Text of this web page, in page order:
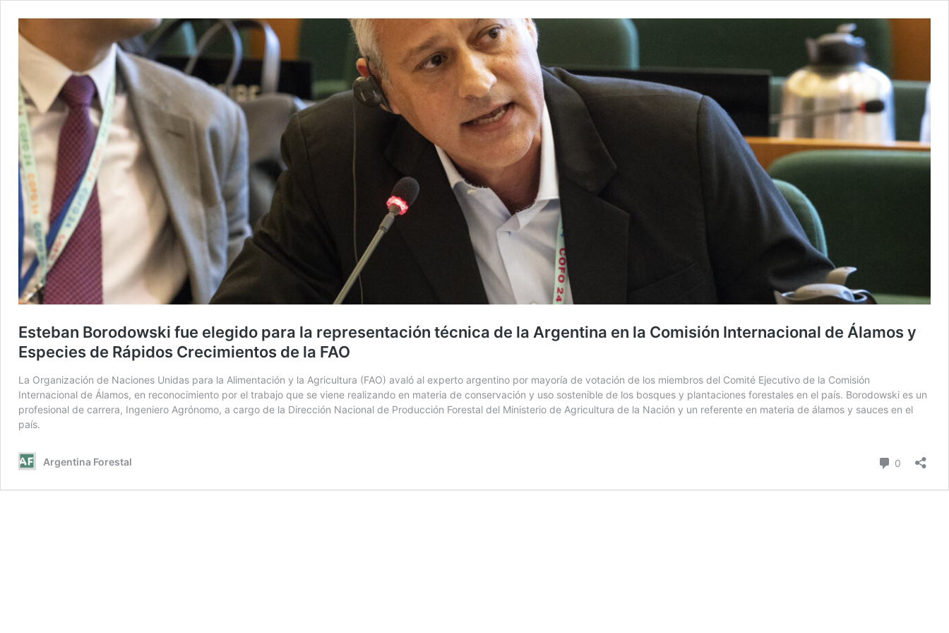
Esteban Borodowski fue elegido para la representación técnica de la Argentina en la Comisión Internacional de Álamos y
Especies de Rápidos Crecimientos de la FAO
La Organización de Naciones Unidas para la Alimentación y la Agricultura (FAO) avaló al experto argentino por mayoría de votación de los miembros del Comité Ejecutivo de la Comisión
Internacional de Álamos, en reconocimiento por el trabajo que se viene realizando en materia de conservación y uso sostenible de los bosques y plantaciones forestales en el país. Borodowski es un
profesional de carrera, Ingeniero Agrónomo, a cargo de la Dirección Nacional de Producción Forestal del Ministerio de Agricultura de la Nación y un referente en materia de álamos y sauces en el
país.
Argentina Forestal 0